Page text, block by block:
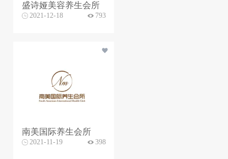
盛诗娅美容养生会所
2021-12-18 793
南美国际养生会所
2021-11-19 398